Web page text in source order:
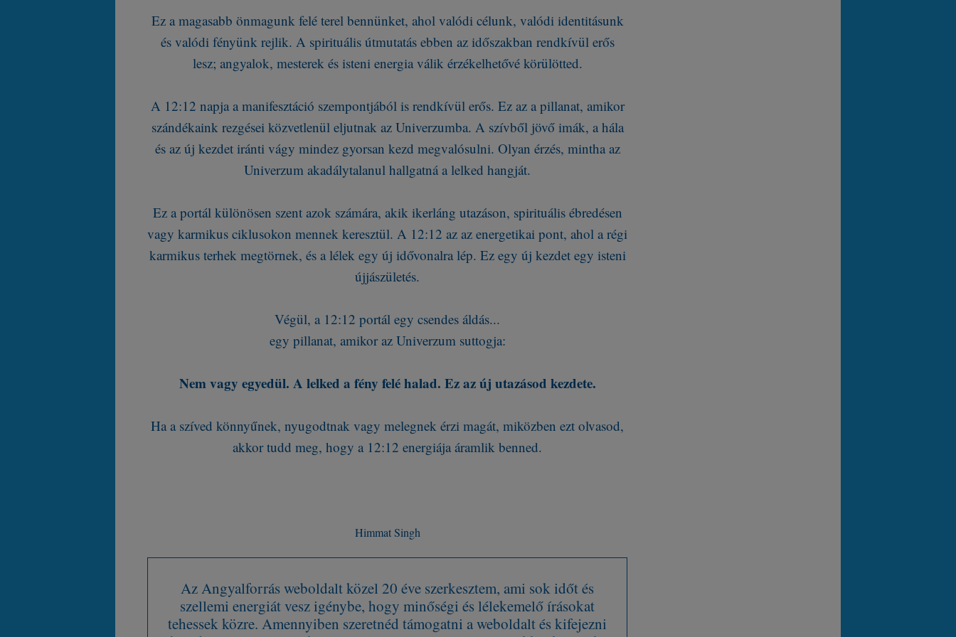
Ez a magasabb önmagunk felé terel bennünket, ahol valódi célunk, valódi identitásunk
és valódi fényünk rejlik. A spirituális útmutatás ebben az időszakban rendkívül erős
lesz; angyalok, mesterek és isteni energia válik érzékelhetővé körülötted.
A 12:12 napja a manifesztáció szempontjából is rendkívül erős. Ez az a pillanat, amikor
szándékaink rezgései közvetlenül eljutnak az Univerzumba. A szívből jövő imák, a hála
és az új kezdet iránti vágy mindez gyorsan kezd megvalósulni. Olyan érzés, mintha az
Univerzum akadálytalanul hallgatná a lelked hangját.
Ez a portál különösen szent azok számára, akik ikerláng utazáson, spirituális ébredésen
vagy karmikus ciklusokon mennek keresztül. A 12:12 az az energetikai pont, ahol a régi
karmikus terhek megtörnek, és a lélek egy új idővonalra lép. Ez egy új kezdet egy isteni
újjászületés.
Végül, a 12:12 portál egy csendes áldás...
egy pillanat, amikor az Univerzum suttogja:
Nem vagy egyedül. A lelked a fény felé halad. Ez az új utazásod kezdete.
Ha a szíved könnyűnek, nyugodtnak vagy melegnek érzi magát, miközben ezt olvasod,
akkor tudd meg, hogy a 12:12 energiája áramlik benned.
Himmat Singh
Az Angyalforrás weboldalt közel 20 éve szerkesztem, ami sok időt és
szellemi energiát vesz igénybe, hogy minőségi és lélekemelő írásokat
tehessek közre. Amennyiben szeretnéd támogatni a weboldalt és kifejezni